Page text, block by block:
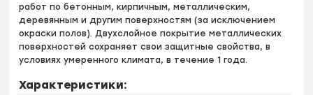
работ по бетонным, кирпичным, металлическим,
деревянным и другим поверхностям (за исключением
окраски полов). Двухслойное покрытие металлических
поверхностей сохраняет свои защитные свойства, в
условиях умеренного климата, в течение 1 года.
Характеристики: